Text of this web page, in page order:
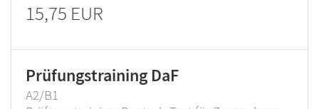
15,75 EUR
Prüfungstraining DaF
A2/B1